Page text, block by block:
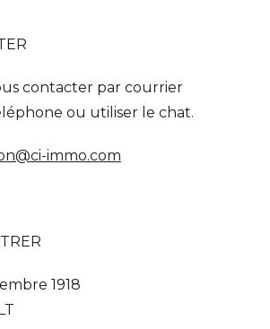
contacter par courrier
ou utiliser le chat.
immo.com
1918